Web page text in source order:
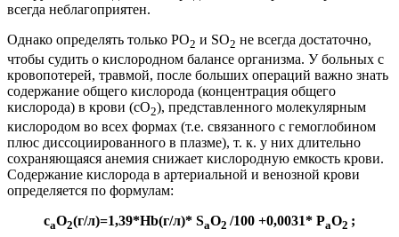
всегда неблагоприятен.
Однако определять только PO2 и SO2 не всегда достаточно,
чтобы судить о кислородном балансе организма. У больных с
кровопотерей, травмой, после больших операций важно знать
содержание общего кислорода (концентрация общего
кислорода) в крови (cO2), представленного молекулярным
кислородом во всех формах (т.е. связанного с гемоглобином
плюс диссоциированного в плазме), т. к. у них длительно
сохраняющаяся анемия снижает кислородную емкость крови.
Содержание кислорода в артериальной и венозной крови
определяется по формулам:
caO2(г/л)=1,39*Hb(г/л)* SaO2 /100 +0,0031* PaO2 ;